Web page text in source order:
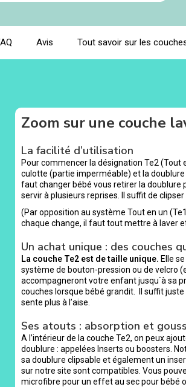
Avis Tout savoir sur les
Zoom sur une couche
La facilité d’utilisation
Pour commencer la désignation Te2 (Tout
culotte (partie imperméable) et la doublure
faut changer bébé vous retirer la
servir à plusieurs reprises. Il suffit de
(Par opposition au système Tout en un
chaque change, il faut tout mettre à laver
Un achat unique : des couches
La couche Te2 est de taille unique. Elle
système de bouton-pression ou de velcro
accompagneront votre enfant jusqu`à sa
couches lorsque bébé grandit. Il suffit
sente plus à l’aise.
Ses atouts : absorption et
A l’intérieur de la couche Te2, on peux
doublure : appelées Inserts ou boosters.
sa doublure clipsable et également un
sur notre site sont compatibles. Vous
microfibre pour un effet au sec pour bébé